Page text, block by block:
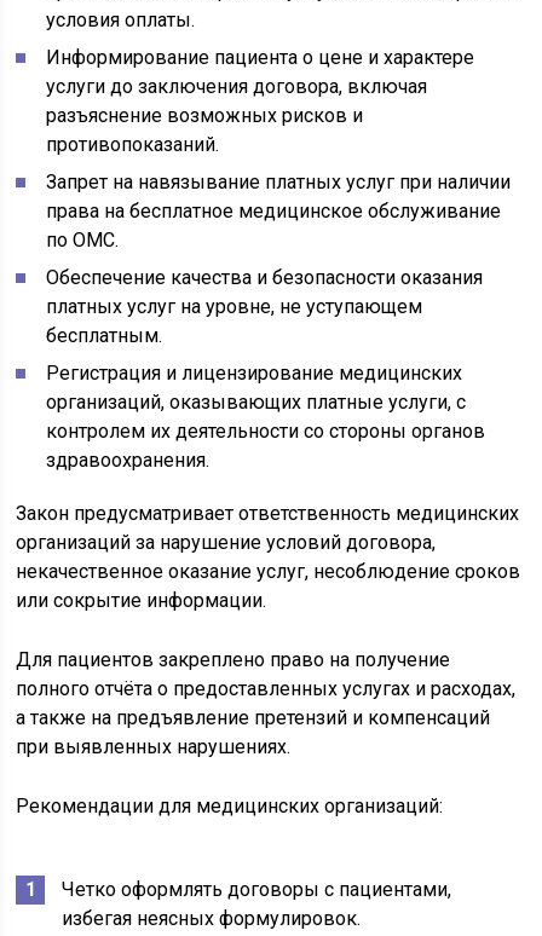
условия оплаты.
Информирование пациента о цене и характере
услуги до заключения договора, включая
разъяснение возможных рисков и
противопоказаний.
Запрет на навязывание платных услуг при наличии
права на бесплатное медицинское обслуживание
по ОМС.
Обеспечение качества и безопасности оказания
платных услуг на уровне, не уступающем
бесплатным.
Регистрация и лицензирование медицинских
организаций, оказывающих платные услуги, с
контролем их деятельности со стороны органов
здравоохранения.
Закон предусматривает ответственность медицинских
организаций за нарушение условий договора,
некачественное оказание услуг, несоблюдение сроков
или сокрытие информации.
Для пациентов закреплено право на получение
полного отчёта о предоставленных услугах и расходах,
а также на предъявление претензий и компенсаций
при выявленных нарушениях.
Рекомендации для медицинских организаций:
Четко оформлять договоры с пациентами,
избегая неясных формулировок.